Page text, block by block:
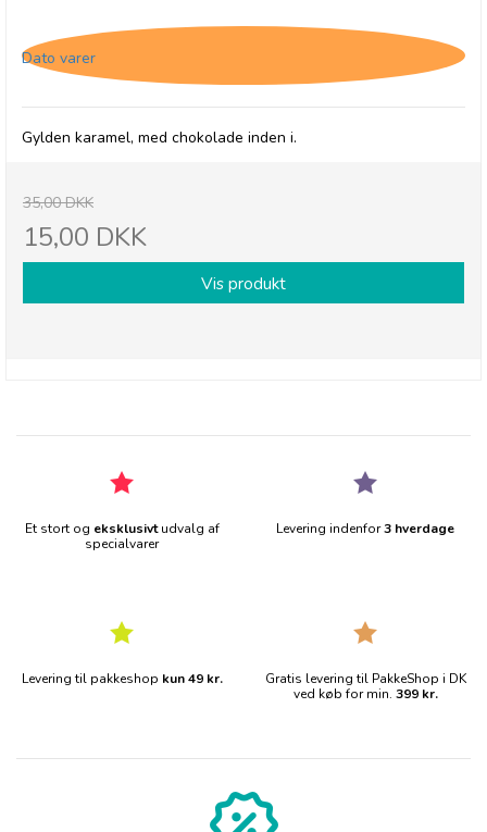
Dato varer
Gylden karamel, med chokolade inden i.
35,00 DKK
15,00 DKK
Vis produkt
Et stort og eksklusivtudvalg af
specialvarer
Levering indenfor3 hverdage
Levering til pakkeshop kun 49 kr.
Gratis levering til PakkeShop i DK
ved køb for min. 399 kr.